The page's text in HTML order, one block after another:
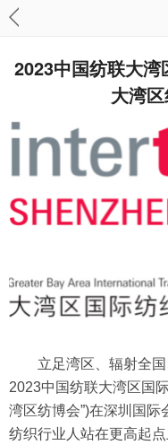
2023中国纺联大
大湾
立足湾区、辐射全国
2023中国纺联大湾区国
湾区纺博会”)在深圳国
纺织行业人站在更高起